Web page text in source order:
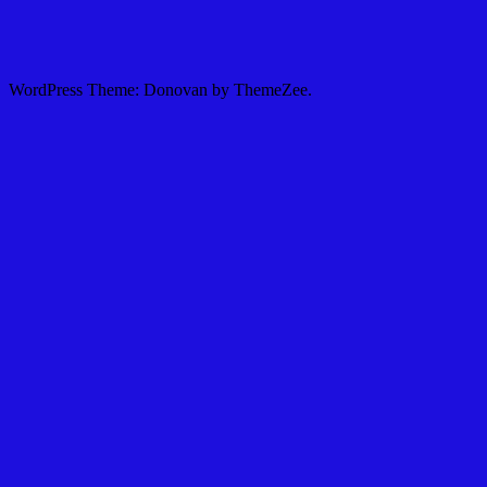
WordPress Theme: Donovan by ThemeZee.